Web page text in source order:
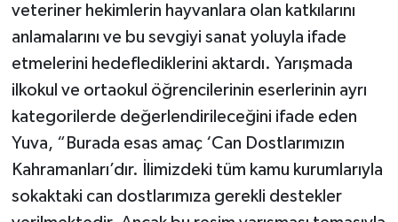
veteriner hekimlerin hayvanlara olan katkılarını
anlamalarını ve bu sevgiyi sanat yoluyla ifade
etmelerini hedeflediklerini aktardı. Yarışmada
ilkokul ve ortaokul öğrencilerinin eserlerinin ayrı
kategorilerde değerlendirileceğini ifade eden
Yuva, “Burada esas amaç ‘Can Dostlarımızın
Kahramanları’dır. İlimizdeki tüm kamu kurumlarıyla
sokaktaki can dostlarımıza gerekli destekler